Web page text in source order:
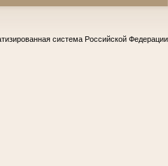
система Российской